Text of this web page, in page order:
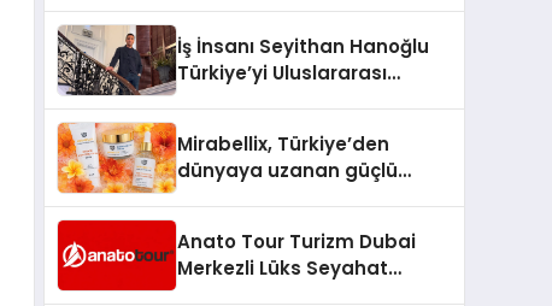
İş İnsanı Seyithan Hanoğlu
Türkiye’yi Uluslararası
Mirabellix, Türkiye’den
dünyaya uzanan güçlü
Anato Tour Turizm Dubai
Merkezli Lüks Seyahat